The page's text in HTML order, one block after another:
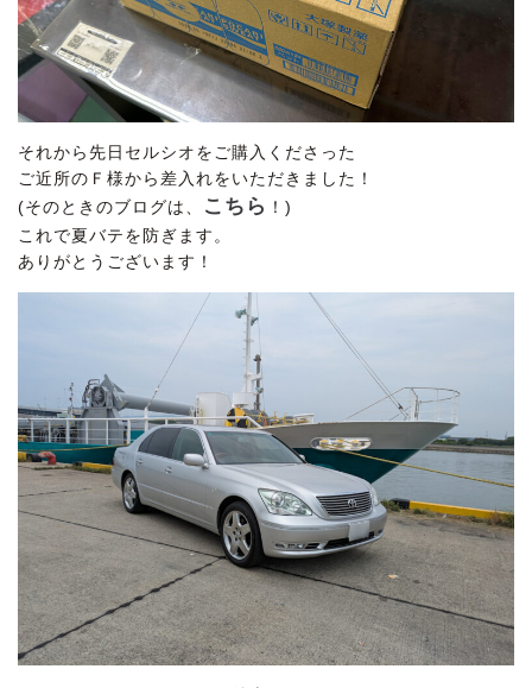
それから先日セルシオをご購入くださった
ご近所のＦ様から差入れをいただきました！
(そのときのブログは、
こちら ！)
これで夏バテを防ぎます。
ありがとうございます！